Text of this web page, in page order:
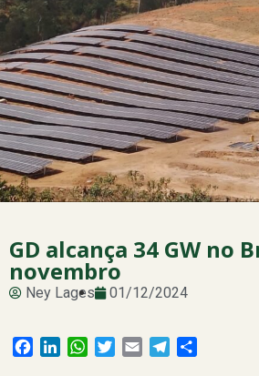
GD alcança 34 GW no
novembro
Ney Lages 01/12/2024
Facebook
LinkedInWhatsApp
Twitter
Email Telegram